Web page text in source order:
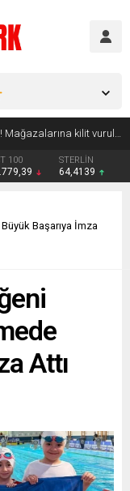
Yiyeni hasta ediyor
100 STERLİN
64,4139
Büyük Başarıya İmza
Attı